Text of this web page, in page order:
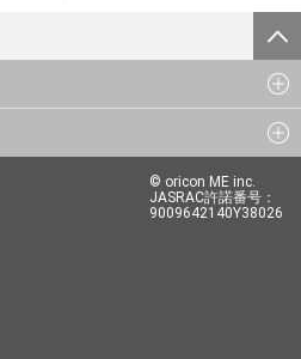
© oricon ME inc.
JASRAC許諾番号：
9009642140Y38026